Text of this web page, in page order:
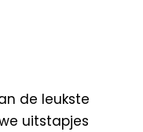
de leukste
uitstapjes